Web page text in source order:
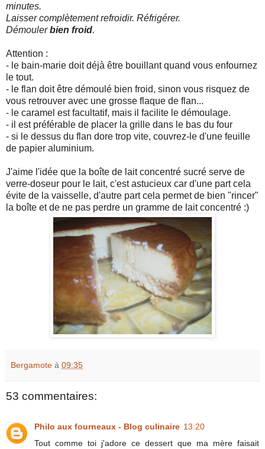
minutes.
Laisser complètement refroidir. Réfrigérer.
Démoulerbien froid.
Attention :
- le bain-marie doit déjà être bouillant quand vous enfournez
le tout.
- le flan doit être démoulé bien froid, sinon vous risquez de
vous retrouver avec une grosse flaque de flan...
- le caramel est facultatif, mais il facilite le démoulage.
- il est préférable de placer la grille dans le bas du four
- si le dessus du flan dore trop vite, couvrez-le d'une feuille
de papier aluminium.
J'aime l'idée que la boîte de lait concentré sucré serve de
verre-doseur pour le lait, c'est astucieux car d'une part cela
évite de la vaisselle, d'autre part cela permet de bien "rincer"
la boîte et de ne pas perdre un gramme de lait concentré :)
Bergamote à 09:35
53 commentaires:
Philo aux fourneaux - Blog culinaire 13:20
Tout comme toi j'adore ce dessert que ma mère faisait